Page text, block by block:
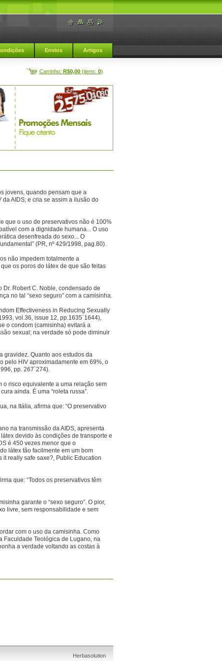
Envios Artigos
Carrinho: R$0,00(itens: 0)
jovens, quando pensam que a
AIDS; e cria se assim a ilusão do
que o uso de preservativos não é 100%
com a dignidade humana... O uso
desenfreada do sexo... O
(PR, nº 429/1998, pag.80).
não impedem totalmente a
os poros do látex de que são feitas
Dr. Robert C. Noble, condensado de
no tal “sexo seguro” com a camisinha.
Effectiveness in Reducing Sexually
vol.36, issue 12, pp.1635´1644),
o condom (camisinha) evitará a
sexual; na verdade só pode diminuir
gravidez. Quanto aos estudos da
pelo HIV aproximadamente em 69%, o
pp. 267´274).
o risco equivalente a uma relação sem
ainda. É uma “roleta russa”.
na Itália, afirma que: “O preservativo
na transmissão da AIDS, apresenta
devido às condições de transporte e
é 450 vezes menor que o
látex tão facilmente em um bom
it really safe saxe?, Public Education
que: “Todos os preservativos têm
garante o “sexo seguro”. O pior,
livre, sem responsabilidade e sem
com o uso da camisinha. Como
Faculdade Teológica de Lugano, na
a verdade voltando as costas à
Herbasolution